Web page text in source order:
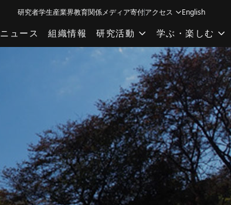
ニュース 組織情報 研究活動 学ぶ・楽しむ
研究者学生産業界教育関係メディア寄付アクセス English